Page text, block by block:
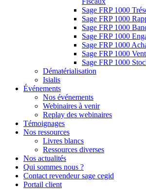
Sage FRP 1000
Sage FRP 1000
Sage FRP 1000
Sage FRP 1000
Sage FRP 1000
Sage FRP 1000
Sage FRP 1000
Dématérialisation
Isialis
Événements
Nos événements
Webinaires à venir
Replay des webinaires
Témoignages
Nos ressources
Livres blancs
Ressources diverses
Nos actualités
Qui sommes nous ?
Contact revendeur sage cegid
Portail client